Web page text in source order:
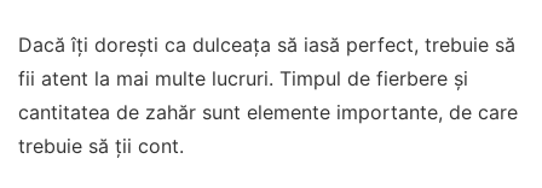
Dacă îți dorești ca dulceața să iasă perfect, trebuie să
fii atent la mai multe lucruri. Timpul de fierbere și
cantitatea de zahăr sunt elemente importante, de care
trebuie să ții cont.